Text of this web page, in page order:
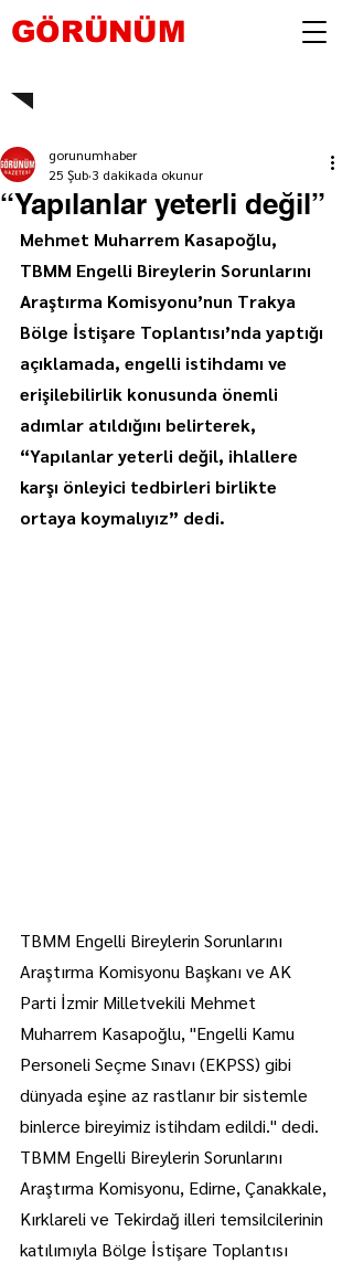
GÖRÜNÜM
“Yapılanlar yeterli değil”
gorunumhaber
25 Şub 3 dakikada okunur
Mehmet Muharrem Kasapoğlu,
TBMM Engelli Bireylerin Sorunlarını
Araştırma Komisyonu’nun Trakya
Bölge İstişare Toplantısı’nda yaptığı
açıklamada, engelli istihdamı ve
erişilebilirlik konusunda önemli
adımlar atıldığını belirterek,
“Yapılanlar yeterli değil, ihlallere
karşı önleyici tedbirleri birlikte
ortaya koymalıyız” dedi.
TBMM Engelli Bireylerin Sorunlarını
Araştırma Komisyonu Başkanı ve AK
Parti İzmir Milletvekili Mehmet
Muharrem Kasapoğlu, "Engelli Kamu
Personeli Seçme Sınavı (EKPSS) gibi
dünyada eşine az rastlanır bir sistemle
binlerce bireyimiz istihdam edildi." dedi.
TBMM Engelli Bireylerin Sorunlarını
Araştırma Komisyonu, Edirne, Çanakkale,
Kırklareli ve Tekirdağ illeri temsilcilerinin
katılımıyla Bölge İstişare Toplantısı